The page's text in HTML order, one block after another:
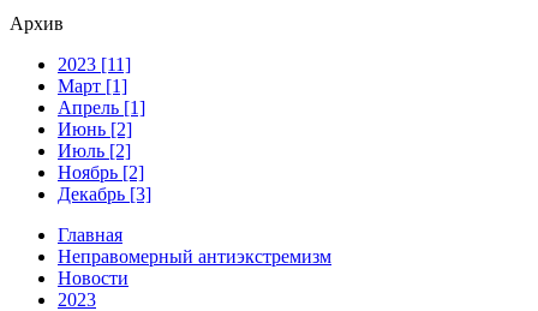
Архив
2023 [11]
Март [1]
Апрель [1]
Июнь [2]
Июль [2]
Ноябрь [2]
Декабрь [3]
Главная
Неправомерный антиэкстремизм
Новости
2023